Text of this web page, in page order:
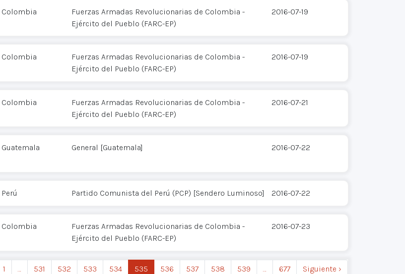
Colombia
Fuerzas Armadas Revolucionarias de Colombia -
Ejército del Pueblo (FARC-EP)
2016-07-19
Colombia
Fuerzas Armadas Revolucionarias de Colombia -
Ejército del Pueblo (FARC-EP)
2016-07-19
Colombia
Fuerzas Armadas Revolucionarias de Colombia -
Ejército del Pueblo (FARC-EP)
2016-07-21
Guatemala General [Guatemala] 2016-07-22
Perú Partido Comunista del Perú (PCP) [Sendero Luminoso] 2016-07-22
Colombia
Fuerzas Armadas Revolucionarias de Colombia -
Ejército del Pueblo (FARC-EP)
2016-07-23
1 … 531 532 533 534 535 536 537 538 539 … 677 Siguiente ›